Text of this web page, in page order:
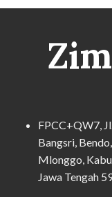
FPCC+QW7,
Bangsri,
Mlonggo,
Jawa Tengah